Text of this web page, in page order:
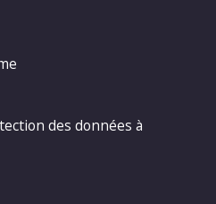
des données à